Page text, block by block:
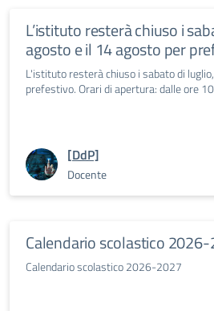
L’istituto resterà chiuso i
agosto e il 14 agosto per
L'istituto resterà chiuso i sabato di
prefestivo. Orari di apertura: dalle ore
[DdP]
Docente
Calendario scolastico
Calendario scolastico 2026-2027